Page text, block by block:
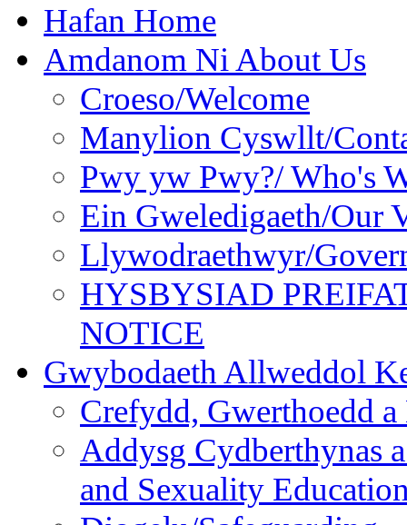
Hafan Home
Amdanom Ni About Us
Croeso/Welcome
Manylion Cyswllt/
Pwy yw Pwy?/ Who's
Ein Gweledigaeth/Our
Llywodraethwyr/
HYSBYSIAD
NOTICE
Gwybodaeth Allweddol
Crefydd, Gwerthoedd
Addysg Cydberthynas
and Sexuality